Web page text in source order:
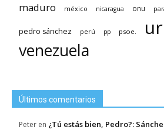
maduro méxico nicaragua onu
pedro sánchez perú pp psoe.
venezuela
Últimos comentarios
Peter en ¿Tú estás bien, Pedro?: